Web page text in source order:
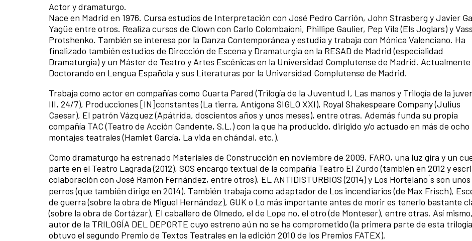
Actor y dramaturgo.
Nace en Madrid en 1976. Cursa estudios de Interpretación con José Pedro Carrión, John Strasberg y Javier
Yagüe entre otros. Realiza cursos de Clown con Carlo Colombaioni, Phillipe Gaulier, Pep Vila (Els Joglars) y
Protshenko. También se interesa por la Danza Contemporánea y estudia y trabaja con Mónica Valenciano. Ha
finalizado también estudios de Dirección de Escena y Dramaturgia en la RESAD de Madrid (especialidad
Dramaturgia) y un Máster de Teatro y Artes Escénicas en la Universidad Complutense de Madrid.
Doctorando en Lengua Española y sus Literaturas por la Universidad Complutense de Madrid.
Trabaja como actor en compañías como Cuarta Pared (Trilogía de la Juventud I, Las manos y Trilogía de la
III, 24/7), Producciones [IN]constantes (La tierra, Antígona SIGLO XXI), Royal Shakespeare Company (Julius
Caesar), El patrón Vázquez (Apátrida, doscientos años y unos meses), entre otras. Además funda su propia
compañía TAC (Teatro de Acción Candente, S.L.) con la que ha producido, dirigido y/o actuado en más de ocho
montajes teatrales (Hamlet García, La vida en chándal, etc.).
Como dramaturgo ha estrenado Materiales de Construcción en noviembre de 2009, FARO, una luz gira y un
parte en el Teatro Lagrada (2012), SOS encargo textual de la compañía Teatro El Zurdo (también en 2012 y
colaboración con José Ramón Fernández, entre otros), EL ANTIDISTURBIOS (2014) y Los Hortelano ́s son unos
perros (que también dirige en 2014). También trabaja como adaptador de Los incendiarios (de Max Frisch),
de guerra (sobre la obra de Miguel Hernández), GUK o Lo más importante antes de morir es tenerlo bastante
(sobre la obra de Cortázar), El caballero de Olmedo, el de Lope no, el otro (de Monteser), entre otras. Así
autor de la TRILOGÍA DEL DEPORTE cuyo estreno aún no se ha comprometido (la primera parte de esta trilogía
obtuvo el segundo Premio de Textos Teatrales en la edición 2010 de los Premios FATEX).